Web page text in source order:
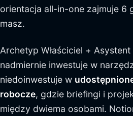
orientacja all-in-one zajmuje 6
masz.
Archetyp Właściciel +
nadmiernie inwestuje w
niedoinwestuje w
robocze, gdzie briefingi i
między dwiema osobami.